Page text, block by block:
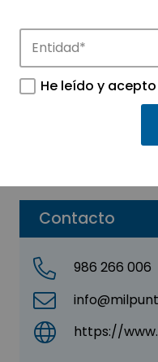
Contacto
986 266 006
https://
DAR MIL
He leído y